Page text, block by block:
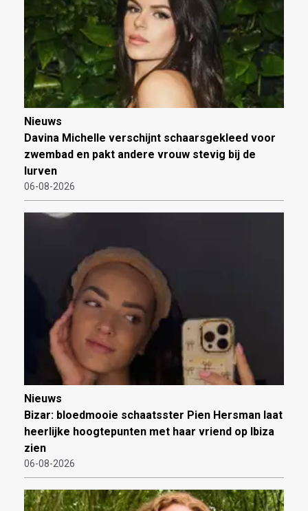
Nieuws
Davina Michelle verschijnt schaarsgekleed voor
zwembad en pakt andere vrouw stevig bij de
lurven
06-08-2026
Nieuws
Bizar: bloedmooie schaatsster Pien Hersman laat
heerlijke hoogtepunten met haar vriend op Ibiza
zien
06-08-2026